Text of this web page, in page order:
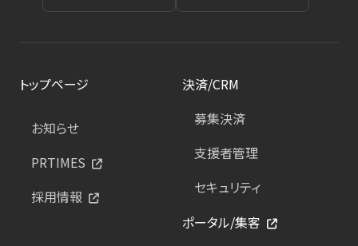
トップページ
お知らせ
PRTIMES
採用情報
決済/CRM
募集決済
支援者管理
セキュリティ
ポータル/集客